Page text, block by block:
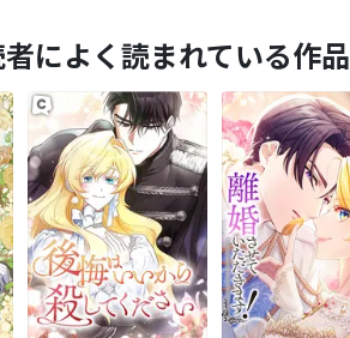
によく読まれている作品